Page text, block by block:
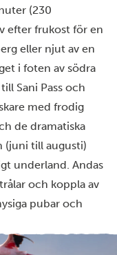
(230
efter frukost för en
eller njut av en
i foten av södra
Sani Pass och
med frodig
de dramatiska
(juni till augusti)
underland. Andas
och koppla av
pubar och